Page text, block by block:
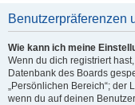
Benutzerpräferenzen
Wie kann ich meine
Wenn du dich registriert
Datenbank des Boards
„Persönlichen Bereich“; der
wenn du auf deinen